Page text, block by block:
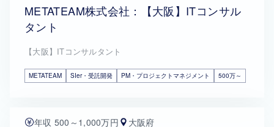
METATEAM株式会社：【大阪】ITコンサル
タント
【大阪】ITコンサルタント
METATEAM SIer・受託開発 PM・プロジェクトマネジメント 500万～
年収 500～1,000万円 大阪府